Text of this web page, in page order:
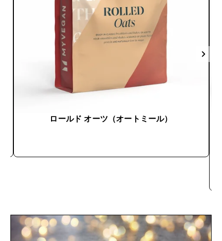
ロールド オーツ（オートミール）